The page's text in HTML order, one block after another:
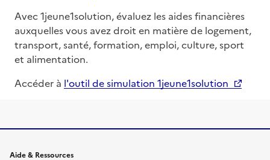
Avec 1jeune1solution, évaluez les aides financières
auxquelles vous avez droit en matière de logement,
transport, santé, formation, emploi, culture, sport
et alimentation.
Accéder à l'outil de simulation 1jeune1solution
Aide & Ressources